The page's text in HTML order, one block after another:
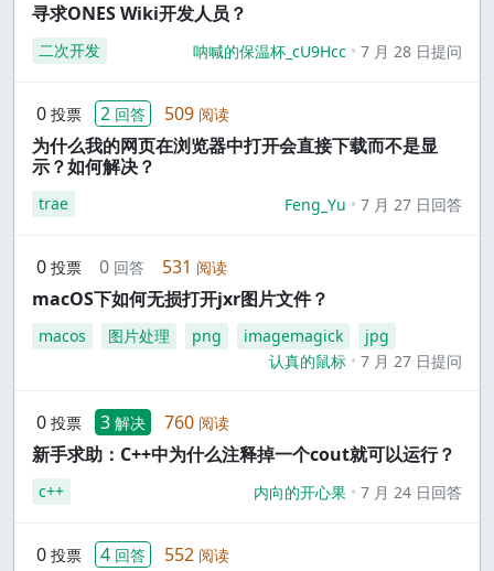
寻求ONES Wiki开发人员？
二次开发 呐喊的保温杯_cU9Hcc 7 月 28 日提问
0 投票 2 回答 509 阅读
为什么我的网页在浏览器中打开会直接下载而不是显
示？如何解决？
trae Feng_Yu 7 月 27 日回答
0 投票 0 回答 531 阅读
macOS下如何无损打开jxr图片文件？
macos 图片处理 png imagemagick
jpg
认真的鼠标
7 月 27 日提问
0 投票 3 解决 760 阅读
新手求助：C++中为什么注释掉一个cout就可以运行？
c++ 内向的开心果 7 月 24 日回答
0 投票 4 回答 552 阅读